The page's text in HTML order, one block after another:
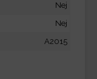
Nej
Nej
A2015